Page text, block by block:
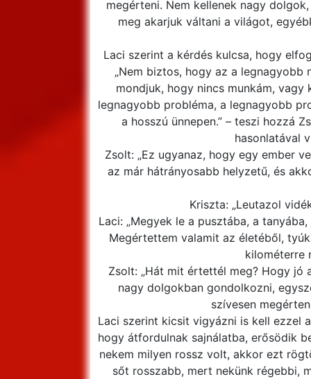
megérteni. Nem kellenek nagy
meg akarjuk váltani a világot,
Laci szerint a kérdés kulcsa, hogy
„Nem biztos, hogy az a legnagyobb
mondjuk, hogy nincs munkám, vagy
legnagyobb probléma, a legnagyobb
a hosszú ünnepen.” – teszi hozzá
hasonlatával
Zsolt: „Ez ugyanaz, hogy egy ember
az már hátrányosabb helyzetű, és
Kriszta: „Leutazol
Laci: „Megyek le a pusztába, a
Megértettem valamit az életéből,
kilométerre
Zsolt: „Hát mit értettél meg? Hogy jó
nagy dolgokban gondolkozni,
szívesen
Laci szerint kicsit vigyázni is kell ezzel
hogy átfordulnak sajnálatba, erősödik
nekem milyen rossz volt, akkor ezt
sőt rosszabb, mert nekünk régebbi,